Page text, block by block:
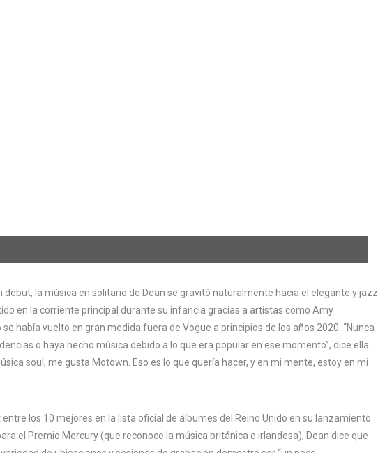
la música en solitario de Dean se gravitó naturalmente hacia el elegante y jazz
en la corriente principal durante su infancia gracias a artistas como Amy
había vuelto en gran medida fuera de Vogue a principios de los años 2020. “Nunca
o haya hecho música debido a lo que era popular en ese momento”, dice ella.
soul, me gusta Motown. Eso es lo que quería hacer, y en mi mente, estoy en mi
los 10 mejores en la lista oficial de álbumes del Reino Unido en su lanzamiento
el Premio Mercury (que reconoce la música británica e irlandesa), Dean dice que